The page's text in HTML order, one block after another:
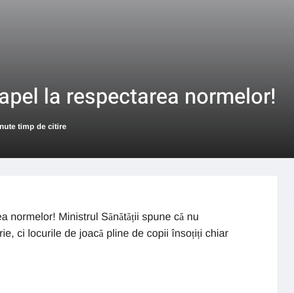
la respectarea normelor!
timp de citire
normelor! Ministrul Sănătății spune că nu
ci locurile de joacă pline de copii însoțiți chiar